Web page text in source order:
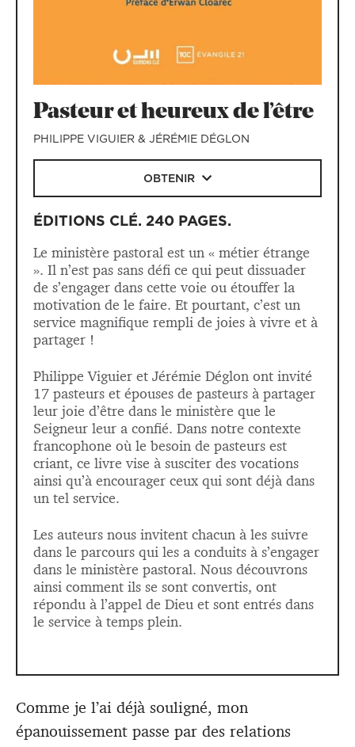
Pasteur et heureux de l’être
PHILIPPE VIGUIER & JÉRÉMIE DÉGLON
OBTENIR
ÉDITIONS CLÉ. 240 PAGES.
Le ministère pastoral est un « métier étrange
». Il n’est pas sans défi ce qui peut dissuader
de s’engager dans cette voie ou étouffer la
motivation de le faire. Et pourtant, c’est un
service magnifique rempli de joies à vivre et à
partager !
Philippe Viguier et Jérémie Déglon ont invité
17 pasteurs et épouses de pasteurs à partager
leur joie d’être dans le ministère que le
Seigneur leur a confié. Dans notre contexte
francophone où le besoin de pasteurs est
criant, ce livre vise à susciter des vocations
ainsi qu’à encourager ceux qui sont déjà dans
un tel service.
Les auteurs nous invitent chacun à les suivre
dans le parcours qui les a conduits à s’engager
dans le ministère pastoral. Nous découvrons
ainsi comment ils se sont convertis, ont
répondu à l’appel de Dieu et sont entrés dans
le service à temps plein.
Comme je l’ai déjà souligné, mon
épanouissement passe par des relations